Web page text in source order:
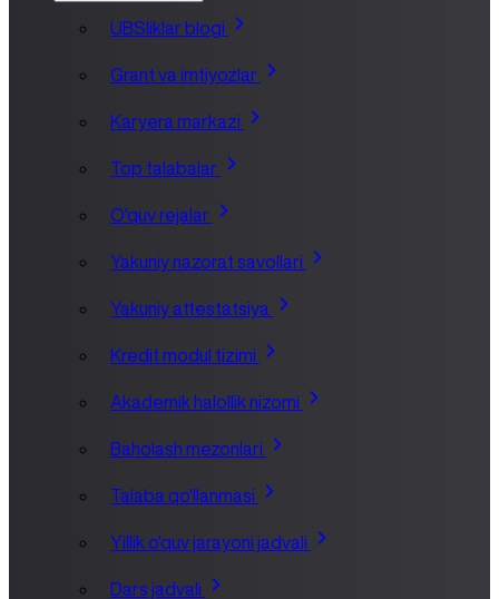
UBSliklar blogi
Grant va imtiyozlar
Karyera markazi
Top talabalar
O'quv rejalar
Yakuniy nazorat savollari
Yakuniy attestatsiya
Kredit modul tizimi
Akademik halollik nizomi
Baholash mezonlari
Talaba qo'llanmasi
Yillik o'quv jarayoni jadvali
Dars jadvali